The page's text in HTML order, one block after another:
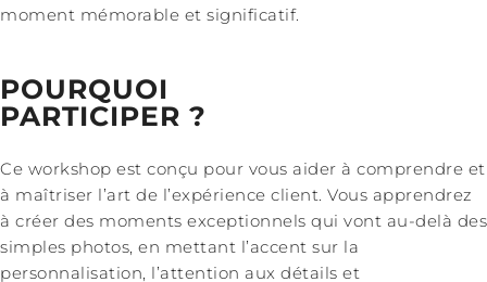
moment mémorable et significatif.
POURQUOI
PARTICIPER ?
Ce workshop est conçu pour vous aider à comprendre et
à maîtriser l’art de l’expérience client. Vous apprendrez
à créer des moments exceptionnels qui vont au-delà des
simples photos, en mettant l’accent sur la
personnalisation, l’attention aux détails et